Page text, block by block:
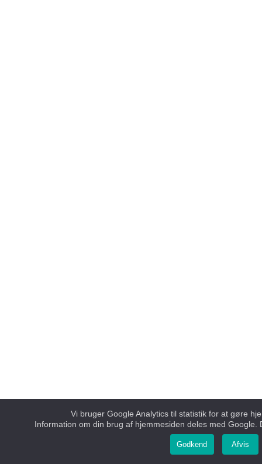
Vi bruger Google Analytics til statistik for at gøre
Information om din brug af hjemmesiden deles med Google.
Godkend Afvis